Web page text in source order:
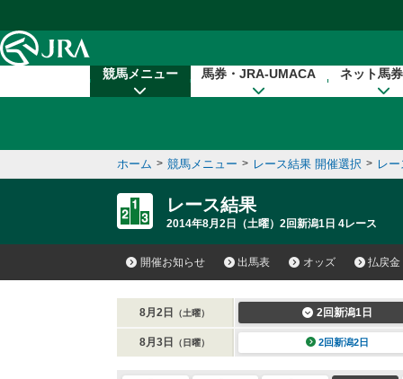
競馬メニュー 馬券・JRA-UMACA ネット馬
ホーム > 競馬メニュー > レース結果 開催選択 > レ
レース結果
2014年8月2日（土曜）2回新潟1日 4レース
開催お知らせ 出馬表 オッズ 払戻金
8月2日 （土曜） 2回新潟1日
8月3日 （日曜） 2回新潟2日